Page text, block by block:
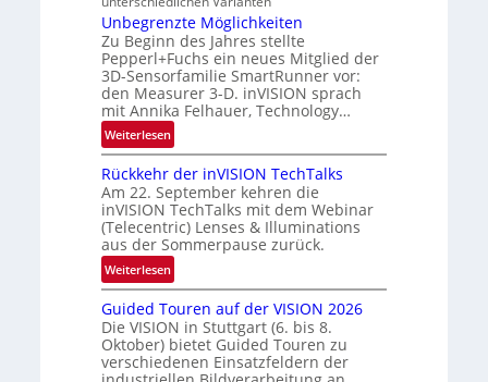
-
R
u
n
d
e
N
e
w
s
‘
Unbegrenzte Möglichkeiten
Zu Beginn des Jahres stellte
Pepperl+Fuchs ein neues Mitglied der
3D-Sensorfamilie SmartRunner vor:
den Measurer 3-D. inVISION sprach
mit Annika Felhauer, Technology…
Weiterlesen:
U
n
b
e
g
r
e
z
t
e
Rückkehr der inVISION TechTalks
Am 22. September kehren die
inVISION TechTalks mit dem Webinar
(Telecentric) Lenses & Illuminations
aus der Sommerpause zurück.
Weiterlesen:
R
ü
c
k
k
Guided Touren auf der VISION 2026
Die VISION in Stuttgart (6. bis 8.
Oktober) bietet Guided Touren zu
verschiedenen Einsatzfeldern der